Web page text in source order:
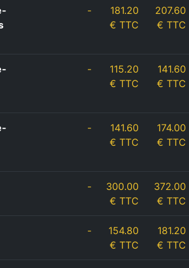
-
181.20
€ TTC
207.60
€ TTC
-
115.20
€ TTC
141.60
€ TTC
-
141.60
€ TTC
174.00
€ TTC
-
300.00
€ TTC
372.00
€ TTC
-
154.80
€ TTC
181.20
€ TTC